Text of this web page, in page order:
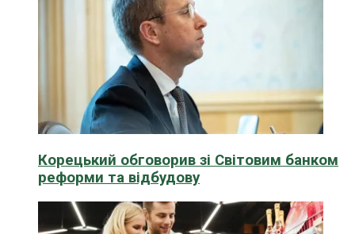
Корецький обговорив зі Світовим банком
реформи та відбудову